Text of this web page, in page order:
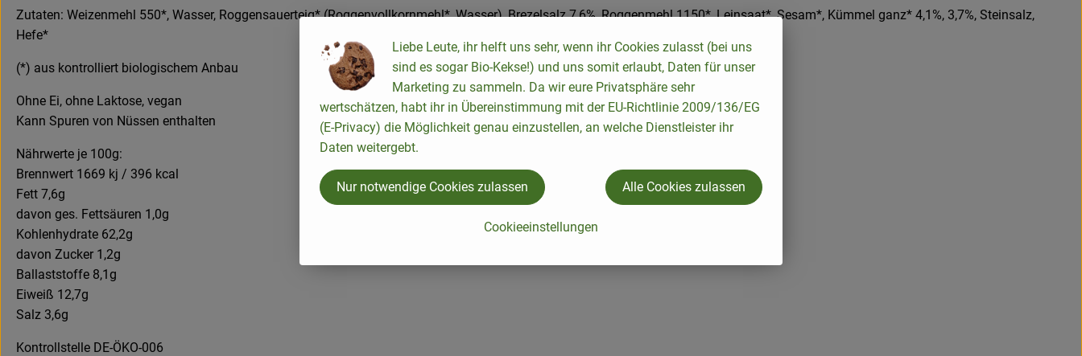
Zutaten: Weizenmehl 550*, Wasser, Roggensauerteig* (Roggenvollkornmehl*, Wasser), Brezelsalz 7,6%, Roggenmehl 1150*, Leinsaat*, Sesam*, Kümmel ganz* 4,1%, 3,7%, Steinsalz,
Hefe*
(*) aus kontrolliert biologischem Anbau
Ohne Ei, ohne Laktose, vegan
Kann Spuren von Nüssen enthalten
Nährwerte je 100g:
Brennwert 1669 kj / 396 kcal
Fett 7,6g
davon ges. Fettsäuren 1,0g
Kohlenhydrate 62,2g
davon Zucker 1,2g
Ballaststoffe 8,1g
Eiweiß 12,7g
Salz 3,6g
Kontrollstelle DE-ÖKO-006
Liebe Leute, ihr helft uns sehr, wenn ihr Cookies zulasst (bei uns
sind es sogar Bio-Kekse!) und uns somit erlaubt, Daten für unser
Marketing zu sammeln. Da wir eure Privatsphäre sehr
wertschätzen, habt ihr in Übereinstimmung mit der EU-Richtlinie 2009/136/EG
(E-Privacy) die Möglichkeit genau einzustellen, an welche Dienstleister ihr
Daten weitergebt.
Cookieeinstellungen
Nur notwendige Cookies zulassen Alle Cookies zulassen